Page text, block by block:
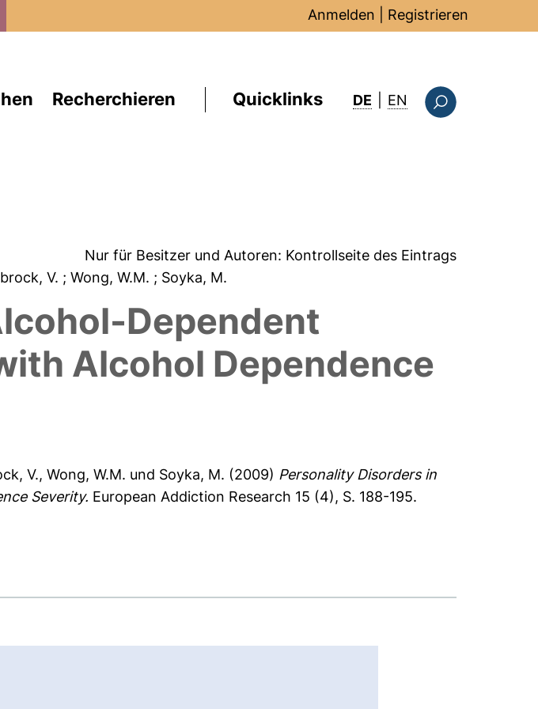
Anmelden Registrieren
Recherchieren Quicklinks DE EN : this page in
Nur für Besitzer und Autoren: Kontrollseite des Eintrags
V. ; Wong, W.M. ; Soyka, M.
Dependent
Alcohol Dependence
V.,Wong, W.M. und Soyka, M. (2009) Personality Disorders in
Severity. European Addiction Research 15 (4), S. 188-195.